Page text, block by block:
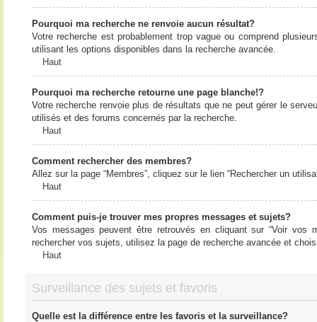
Pourquoi ma recherche ne renvoie aucun résultat?
Votre recherche est probablement trop vague ou comprend
utilisant les options disponibles dans la recherche avancée.
Haut
Pourquoi ma recherche retourne une page blanche!?
Votre recherche renvoie plus de résultats que ne peut gérer le
utilisés et des forums concernés par la recherche.
Haut
Comment rechercher des membres?
Allez sur la page “Membres”, cliquez sur le lien “Rechercher un
Haut
Comment puis-je trouver mes propres messages et sujets?
Vos messages peuvent être retrouvés en cliquant sur “Voir vos
rechercher vos sujets, utilisez la page de recherche avancée et
Haut
Surveillance des sujets et favoris
Quelle est la différence entre les favoris et la surveillance?